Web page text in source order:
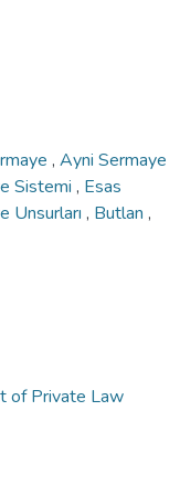
, Ayni Sermaye
Sistemi , Esas
Unsurları , Butlan ,
of Private Law